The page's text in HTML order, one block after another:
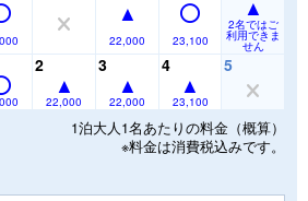
22,000 23,100
2名ではご
利用できま
せん
2
22,000
3
22,000
4
23,100
5
1泊大人1名あたりの料金（概算）
※料金は消費税込みです。